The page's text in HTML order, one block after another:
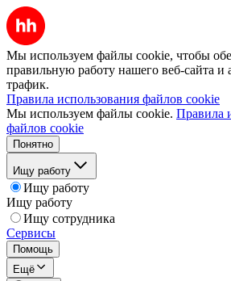
Мы используем файлы cookie, чтобы
правильную работу нашего веб-сайта и
трафик.
Правила использования файлов cookie
Мы используем файлы cookie. Правила
файлов cookie
Понятно
Ищу работу
Ищу работу
Ищу работу
Ищу сотрудника
Сервисы
Помощь
Ещё